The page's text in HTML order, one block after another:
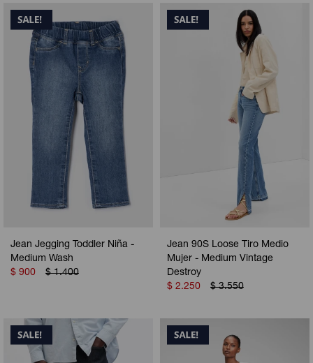
Jean Jegging Toddler Niña -
Medium Wash
$ 900 $ 1.400
Jean 90S Loose Tiro Medio
Mujer - Medium Vintage
Destroy
$ 2.250 $ 3.550